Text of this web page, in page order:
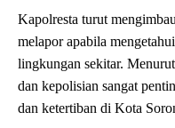
Kapolresta turut
melapor apabila
lingkungan sekitar.
dan kepolisian sangat
dan ketertiban di Kota